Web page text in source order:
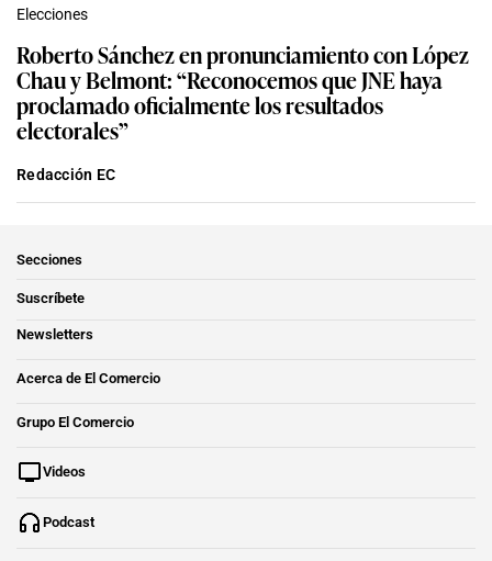
Elecciones
Roberto Sánchez en pronunciamiento con López
Chau y Belmont: “Reconocemos que JNE haya
proclamado oficialmente los resultados
electorales”
Redacción EC
Secciones
Suscríbete
Newsletters
Acerca de El Comercio
Grupo El Comercio
Videos
Podcast